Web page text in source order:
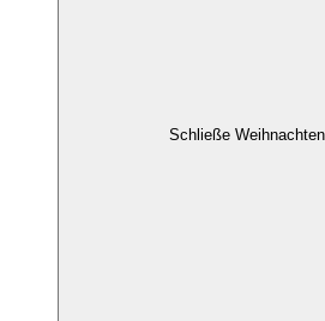
Schließe